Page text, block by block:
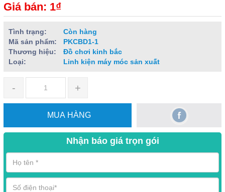
Giá bán: 1₫
Tình trạng:
Còn hàng
Mã sản phẩm:
PKCBD1-1
Thương hiệu:
Đồ chơi kinh bắc
Loại:
Linh kiện máy móc sản xuất
- +
MUA HÀNG
Nhận báo giá trọn gói